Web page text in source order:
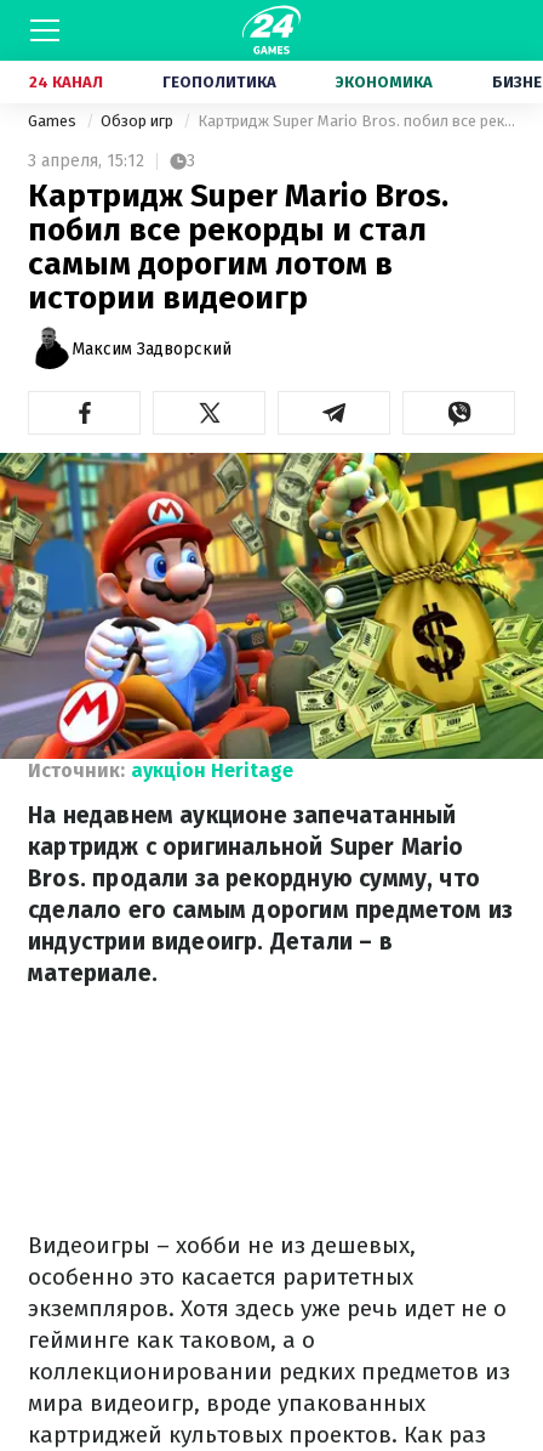
24 КАНАЛ ГЕОПОЛИТИКА ЭКОНОМИКА
Games Обзор игр Картридж Super Mario Bros. побил все рекорды и стал самым дорогим лотом в истории видеоигр
3 апреля, 15:12 3
Картридж Super Mario Bros.
побил все рекорды и стал
самым дорогим лотом в
истории видеоигр
Максим Задворский
Источник: аукціон Heritage
На недавнем аукционе запечатанный
картридж с оригинальной Super Mario
Bros. продали за рекордную сумму, что
сделало его самым дорогим предметом из
индустрии видеоигр. Детали – в
материале.
Видеоигры – хобби не из дешевых,
особенно это касается раритетных
экземпляров. Хотя здесь уже речь идет не о
гейминге как таковом, а о
коллекционировании редких предметов из
мира видеоигр, вроде упакованных
картриджей культовых проектов. Как раз